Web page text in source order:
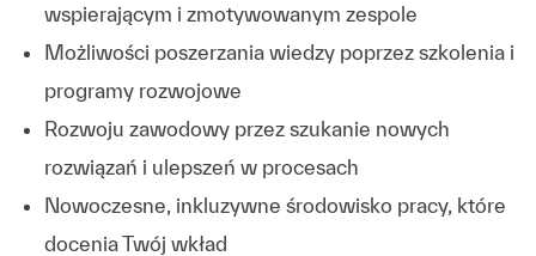
wspierającym i zmotywowanym zespole
Możliwości poszerzania wiedzy poprzez szkolenia i
programy rozwojowe
Rozwoju zawodowy przez szukanie nowych
rozwiązań i ulepszeń w procesach
Nowoczesne, inkluzywne środowisko pracy, które
docenia Twój wkład